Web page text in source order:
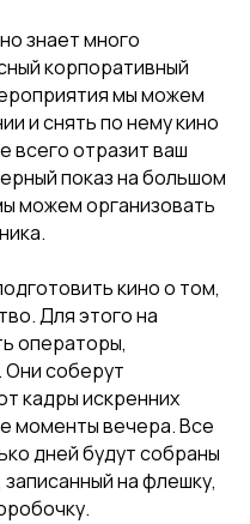
знает много
корпоративный
мы можем
и снять по нему кино
всего отразит ваш
показ на большом
можем организовать
кино о том,
Для этого на
операторы,
соберут
кадры искренних
моменты вечера. Все
дней будут собраны
на флешку,